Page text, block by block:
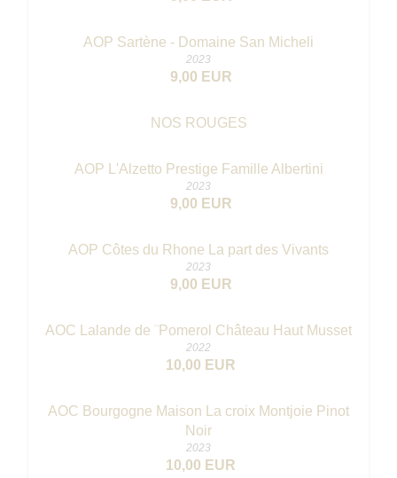
AOP Sartène - Domaine San Micheli
2023
9,00 EUR
NOS ROUGES
AOP L'Alzetto Prestige Famille Albertini
2023
9,00 EUR
AOP Côtes du Rhone La part des Vivants
2023
9,00 EUR
AOC Lalande de ¨Pomerol Château Haut Musset
2022
10,00 EUR
AOC Bourgogne Maison La croix Montjoie Pinot
Noir
2023
10,00 EUR